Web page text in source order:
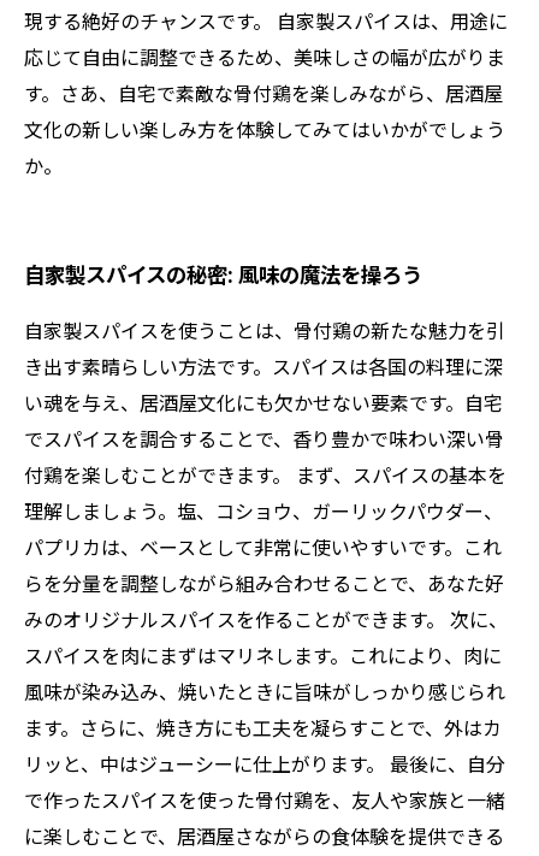
現する絶好のチャンスです。 自家製スパイスは、用途に
応じて自由に調整できるため、美味しさの幅が広がりま
す。さあ、自宅で素敵な骨付鶏を楽しみながら、居酒屋
文化の新しい楽しみ方を体験してみてはいかがでしょう
か。
自家製スパイスの秘密: 風味の魔法を操ろう
自家製スパイスを使うことは、骨付鶏の新たな魅力を引
き出す素晴らしい方法です。スパイスは各国の料理に深
い魂を与え、居酒屋文化にも欠かせない要素です。自宅
でスパイスを調合することで、香り豊かで味わい深い骨
付鶏を楽しむことができます。 まず、スパイスの基本を
理解しましょう。塩、コショウ、ガーリックパウダー、
パプリカは、ベースとして非常に使いやすいです。これ
らを分量を調整しながら組み合わせることで、あなた好
みのオリジナルスパイスを作ることができます。 次に、
スパイスを肉にまずはマリネします。これにより、肉に
風味が染み込み、焼いたときに旨味がしっかり感じられ
ます。さらに、焼き方にも工夫を凝らすことで、外はカ
リッと、中はジューシーに仕上がります。 最後に、自分
で作ったスパイスを使った骨付鶏を、友人や家族と一緒
に楽しむことで、居酒屋さながらの食体験を提供できる